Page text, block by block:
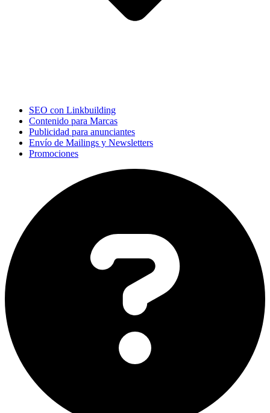
SEO con Linkbuilding
Contenido para Marcas
Publicidad para anunciantes
Envío de Mailings y Newsletters
Promociones